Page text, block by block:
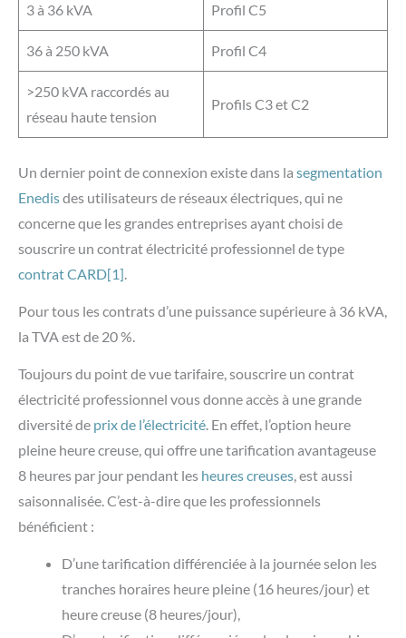
3 à 36 kVA Profil C5
36 à 250 kVA Profil C4
>250 kVA raccordés au
réseau haute tension
Profils C3 et C2
Un dernier point de connexion existe dans la segmentation
Enedisdes utilisateurs de réseaux électriques, qui ne
concerne que les grandes entreprises ayant choisi de
souscrire un contrat électricité professionnel de type
contrat CARD[1].
Pour tous les contrats d’une puissance supérieure à 36 kVA,
la TVA est de 20 %.
Toujours du point de vue tarifaire, souscrire un contrat
électricité professionnel vous donne accès à une grande
diversité de prix de l’électricité. En effet, l’option heure
pleine heure creuse, qui offre une tarification avantageuse
8 heures par jour pendant les heures creuses, est aussi
saisonnalisée. C’est-à-dire que les professionnels
bénéficient :
D’une tarification différenciée à la journée selon les
tranches horaires heure pleine (16 heures/jour) et
heure creuse (8 heures/jour),